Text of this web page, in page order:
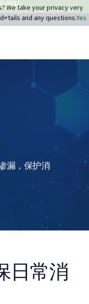
网站
漏，保护消
日常消
We take your privacy very
and any questions.Yes